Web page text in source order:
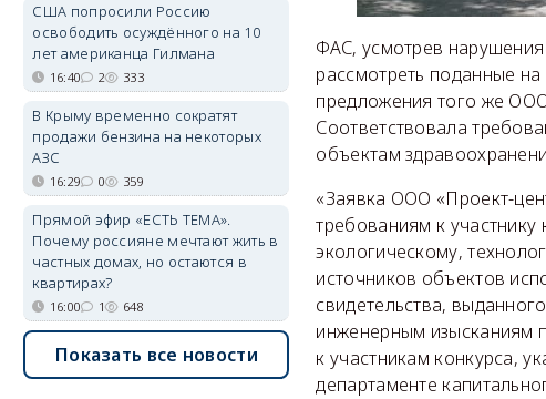
ФАС, усмотрев
рассмотреть поданные
предложения того же
Соответствовала
объектам
«Заявка ООО «Проект-
требованиям к участнику
экологическому,
источников объектов
свидетельства,
инженерным изысканиям
к участникам конкурса,
департаменте
США попросили Россию
освободить осуждённого на 10
лет американца Гилмана
16:40 2 333
В Крыму временно сократят
продажи бензина на некоторых
АЗС
16:29 0 359
Прямой эфир «ЕСТЬ ТЕМА».
Почему россияне мечтают жить в
частных домах, но остаются в
квартирах?
16:00 1 648
Показать все новости